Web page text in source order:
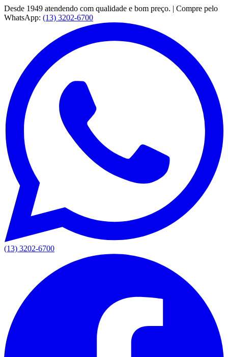
Desde 1949 atendendo com qualidade e bom preço. | Compre pelo
WhatsApp: (13) 3202-6700
(13) 3202-6700